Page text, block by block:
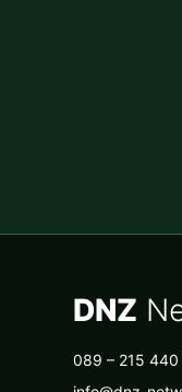
DNZ
089 – 215 440